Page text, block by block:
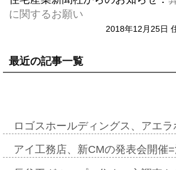
に関するお願い
2018年12月25日
最近の記事一覧
ロゴスホールディングス、アエ
アイ工務店、新CMの発表会開